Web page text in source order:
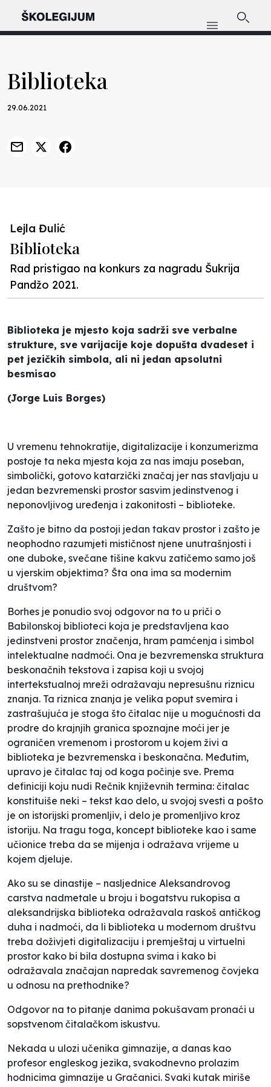
Biblioteka
29.06.2021
Lejla Đulić
Biblioteka
Rad pristigao na konkurs za nagradu Šukrija
Pandžo 2021.
Biblioteka je mjesto koja sadrži sve verbalne
strukture, sve varijacije koje dopušta dvadeset i
pet jezičkih simbola, ali ni jedan apsolutni
besmisao
(Jorge Luis Borges)
U vremenu tehnokratije, digitalizacije i konzumerizma
postoje ta neka mjesta koja za nas imaju poseban,
simbolički, gotovo katarzički značaj jer nas stavljaju u
jedan bezvremenski prostor sasvim jedinstvenog i
neponovljivog uređenja i zakonitosti – biblioteke.
Zašto je bitno da postoji jedan takav prostor i zašto je
neophodno razumjeti mističnost njene unutrašnjosti i
one duboke, svečane tišine kakvu zatičemo samo još
u vjerskim objektima? Šta ona ima sa modernim
društvom?
Borhes je ponudio svoj odgovor na to u priči o
Babilonskoj biblioteci koja je predstavljena kao
jedinstveni prostor značenja, hram pamćenja i simbol
intelektualne nadmoći. Ona je bezvremenska struktura
beskonačnih tekstova i zapisa koji u svojoj
intertekstualnoj mreži odražavaju nepresušnu riznicu
znanja. Ta riznica znanja je velika poput svemira i
zastrašujuća je stoga što čitalac nije u mogućnosti da
prodre do krajnjih granica spoznajne moći jer je
ograničen vremenom i prostorom u kojem živi a
biblioteka je bezvremenska i beskonačna. Međutim,
upravo je čitalac taj od koga počinje sve. Prema
definiciji koju nudi Rečnik književnih termina: čitalac
konstituiše neki – tekst kao delo, u svojoj svesti a pošto
je on istorijski promenljiv, i delo je promenljivo kroz
istoriju. Na tragu toga, koncept biblioteke kao i same
učionice treba da se mijenja i odražava vrijeme u
kojem djeluje.
Ako su se dinastije – nasljednice Aleksandrovog
carstva nadmetale u broju i bogatstvu rukopisa a
aleksandrijska biblioteka odražavala raskoš antičkog
duha i nadmoći, da li biblioteka u modernom društvu
treba doživjeti digitalizaciju i premještaj u virtuelni
prostor kako bi bila dostupna svima i kako bi
odražavala značajan napredak savremenog čovjeka
u odnosu na prethodnike?
Odgovor na to pitanje danima pokušavam pronaći u
sopstvenom čitalačkom iskustvu.
Nekada u ulozi učenika gimnazije, a danas kao
profesor engleskog jezika, svakodnevno prolazim
hodnicima gimnazije u Gračanici. Svaki kutak miriše